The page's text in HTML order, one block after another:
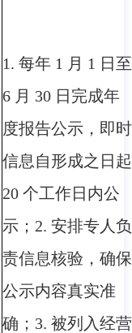
1. 每年 1 月 1 日至
6 月 30 日完成年
度报告公示，即时
信息自形成之日起
20 个工作日内公
示；2. 安排专人负
责信息核验，确保
公示内容真实准
确；3. 被列入经营